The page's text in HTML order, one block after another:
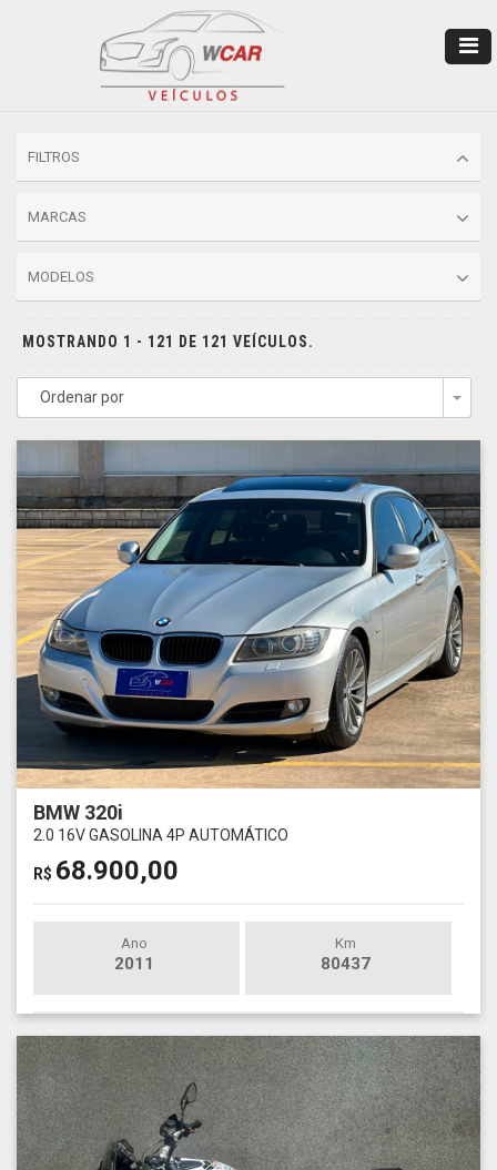
FILTROS
MARCAS
MODELOS
MOSTRANDO 1 - 121 DE 121 VEÍCULOS.
Ordenar por
BMW 320i
2.0 16V GASOLINA 4P AUTOMÁTICO
R$ 68.900,00
Ano
2011
Km
80437